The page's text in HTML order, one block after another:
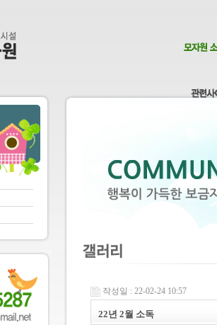
작성일 : 22-02-24 10:57
22년 2월 소독